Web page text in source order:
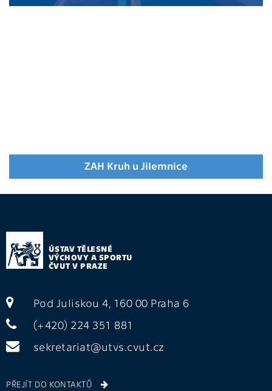
ZAH Kruh u Jilemnice
ÚSTAV TĚLESNÉ
VÝCHOVY A SPORTU
ČVUT V PRAZE
Pod Juliskou 4, 160 00 Praha 6
(+420) 224 351 881
sekretariat@utvs.cvut.cz
PŘEJÍT DO KONTAKTŮ